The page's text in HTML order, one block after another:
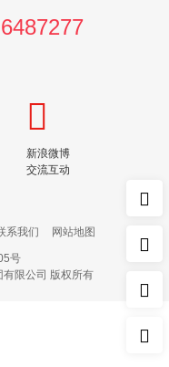
新浪微博
交流互动
系我们 网站地图
号
限公司 版权所有